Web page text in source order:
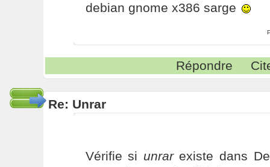
debian gnome x386 sarge
Répondre
Re: Unrar
Vérifie si unrarexiste dans